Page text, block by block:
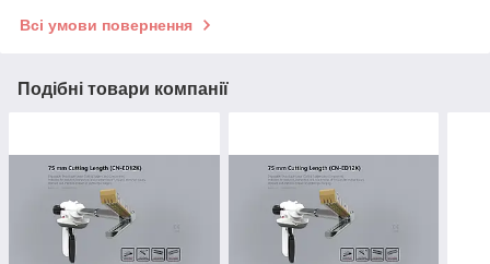
Всі умови повернення
Подібні товари компанії